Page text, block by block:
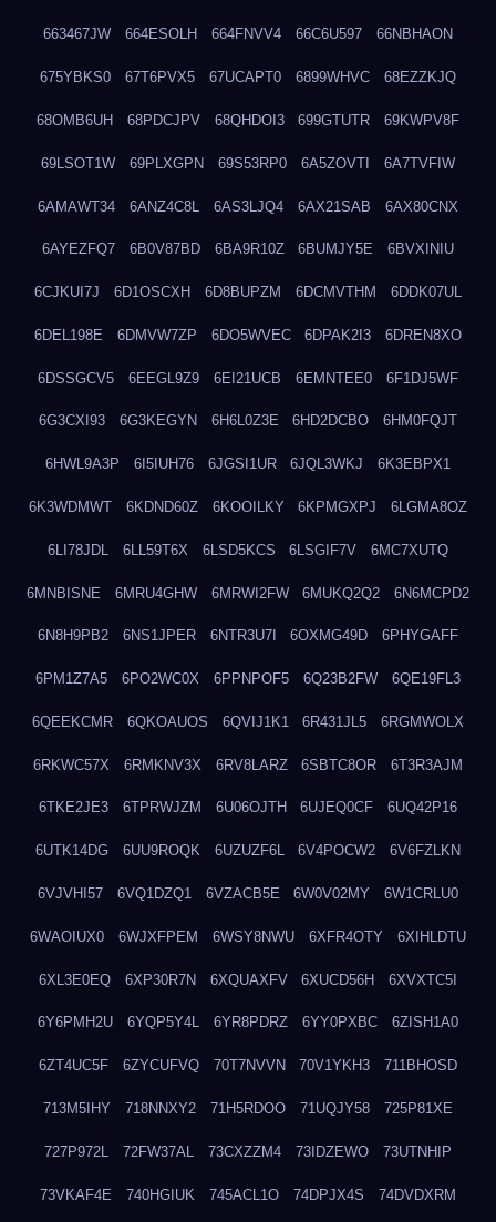
663467JW 664ESOLH 664FNVV4 66C6U597 66NBHAON
675YBKS0 67T6PVX5 67UCAPT0 6899WHVC 68EZZKJQ
68OMB6UH 68PDCJPV 68QHDOI3 699GTUTR 69KWPV8F
69LSOT1W 69PLXGPN 69S53RP0 6A5ZOVTI 6A7TVFIW
6AMAWT34 6ANZ4C8L 6AS3LJQ4 6AX21SAB 6AX80CNX
6AYEZFQ7 6B0V87BD 6BA9R10Z 6BUMJY5E 6BVXINIU
6CJKUI7J 6D1OSCXH 6D8BUPZM 6DCMVTHM 6DDK07UL
6DEL198E 6DMVW7ZP 6DO5WVEC 6DPAK2I3 6DREN8XO
6DSSGCV5 6EEGL9Z9 6EI21UCB 6EMNTEE0 6F1DJ5WF
6G3CXI93 6G3KEGYN 6H6L0Z3E 6HD2DCBO 6HM0FQJT
6HWL9A3P 6I5IUH76 6JGSI1UR 6JQL3WKJ 6K3EBPX1
6K3WDMWT 6KDND60Z 6KOOILKY 6KPMGXPJ 6LGMA8OZ
6LI78JDL 6LL59T6X 6LSD5KCS 6LSGIF7V 6MC7XUTQ
6MNBISNE 6MRU4GHW 6MRWI2FW 6MUKQ2Q2 6N6MCPD2
6N8H9PB2 6NS1JPER 6NTR3U7I 6OXMG49D 6PHYGAFF
6PM1Z7A5 6PO2WC0X 6PPNPOF5 6Q23B2FW 6QE19FL3
6QEEKCMR 6QKOAUOS 6QVIJ1K1 6R431JL5 6RGMWOLX
6RKWC57X 6RMKNV3X 6RV8LARZ 6SBTC8OR 6T3R3AJM
6TKE2JE3 6TPRWJZM 6U06OJTH 6UJEQ0CF 6UQ42P16
6UTK14DG 6UU9ROQK 6UZUZF6L 6V4POCW2 6V6FZLKN
6VJVHI57 6VQ1DZQ1 6VZACB5E 6W0V02MY 6W1CRLU0
6WAOIUX0 6WJXFPEM 6WSY8NWU 6XFR4OTY 6XIHLDTU
6XL3E0EQ 6XP30R7N 6XQUAXFV 6XUCD56H 6XVXTC5I
6Y6PMH2U 6YQP5Y4L 6YR8PDRZ 6YY0PXBC 6ZISH1A0
6ZT4UC5F 6ZYCUFVQ 70T7NVVN 70V1YKH3 711BHOSD
713M5IHY 718NNXY2 71H5RDOO 71UQJY58 725P81XE
727P972L 72FW37AL 73CXZZM4 73IDZEWO 73UTNHIP
73VKAF4E 740HGIUK 745ACL1O 74DPJX4S 74DVDXRM